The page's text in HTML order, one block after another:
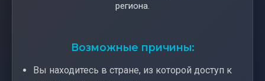
региона.
Возможные причины:
Вы находитесь в стране, из которой доступ к